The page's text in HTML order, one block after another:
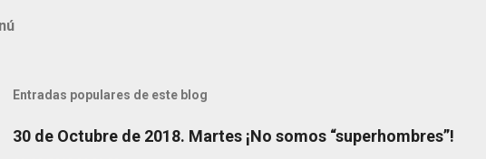
a
Entradas populares de este blog
30 de Octubre de 2018. Martes ¡No somos “superhombres”!